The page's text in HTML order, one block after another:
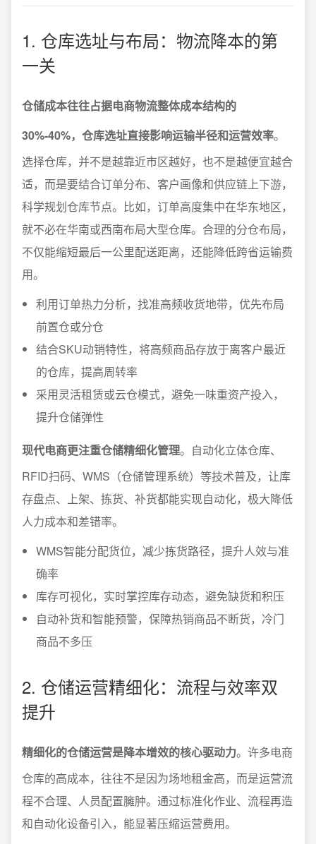
1. 仓库选址与布局：物流降本的第
一关
仓储成本往往占据电商物流整体成本结构的
30%-40%，仓库选址直接影响运输半径和运营效率。
选择仓库，并不是越靠近市区越好，也不是越便宜越合
适，而是要结合订单分布、客户画像和供应链上下游，
科学规划仓库节点。比如，订单高度集中在华东地区，
就不必在华南或西南布局大型仓库。合理的分仓布局，
不仅能缩短最后一公里配送距离，还能降低跨省运输费
用。
利用订单热力分析，找准高频收货地带，优先布局
前置仓或分仓
结合SKU动销特性，将高频商品存放于离客户最近
的仓库，提高周转率
采用灵活租赁或云仓模式，避免一味重资产投入，
提升仓储弹性
现代电商更注重仓储精细化管理。自动化立体仓库、
RFID扫码、WMS（仓储管理系统）等技术普及，让库
存盘点、上架、拣货、补货都能实现自动化，极大降低
人力成本和差错率。
WMS智能分配货位，减少拣货路径，提升人效与准
确率
库存可视化，实时掌控库存动态，避免缺货和积压
自动补货和智能预警，保障热销商品不断货，冷门
商品不多压
2. 仓储运营精细化：流程与效率双
提升
精细化的仓储运营是降本增效的核心驱动力。许多电商
仓库的高成本，往往不是因为场地租金高，而是运营流
程不合理、人员配置臃肿。通过标准化作业、流程再造
和自动化设备引入，能显著压缩运营费用。